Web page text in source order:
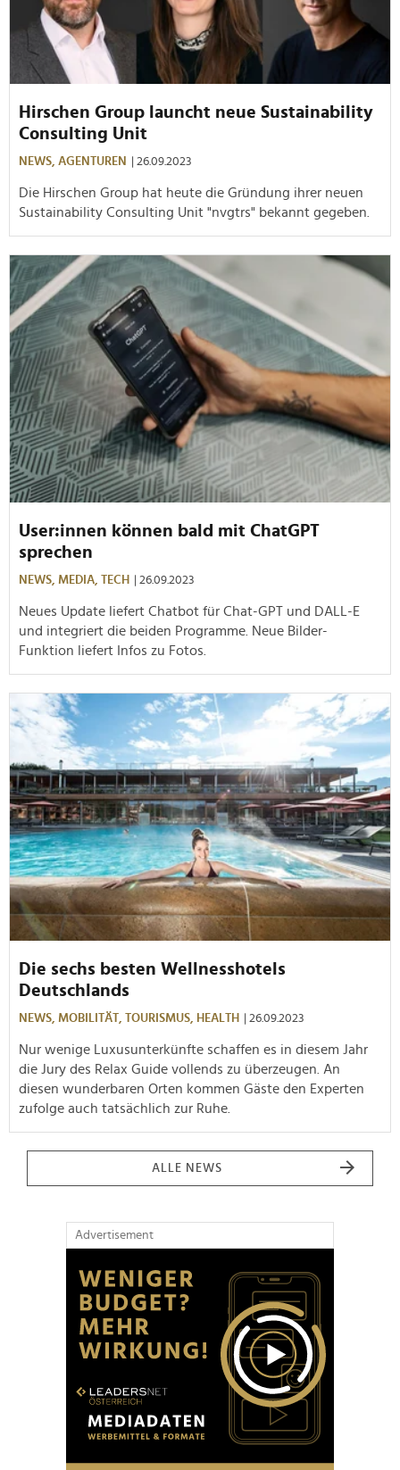
Hirschen Group launcht neue Sustainability
Consulting Unit
NEWS, AGENTUREN | 26.09.2023
Die Hirschen Group hat heute die Gründung ihrer neuen
Sustainability Consulting Unit "nvgtrs" bekannt gegeben.
User:innen können bald mit ChatGPT
sprechen
NEWS, MEDIA, TECH | 26.09.2023
Neues Update liefert Chatbot für Chat-GPT und DALL-E
und integriert die beiden Programme. Neue Bilder-
Funktion liefert Infos zu Fotos.
Die sechs besten Wellnesshotels
Deutschlands
NEWS, MOBILITÄT, TOURISMUS, HEALTH | 26.09.2023
Nur wenige Luxusunterkünfte schaffen es in diesem Jahr
die Jury des Relax Guide vollends zu überzeugen. An
diesen wunderbaren Orten kommen Gäste den Experten
zufolge auch tatsächlich zur Ruhe.
ALLE NEWS
Advertisement